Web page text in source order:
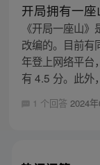
开局拥有一
《开局一座山
改编的。目前有
年登上网络平台
有 4.5 分。此外
1 个回答 2024